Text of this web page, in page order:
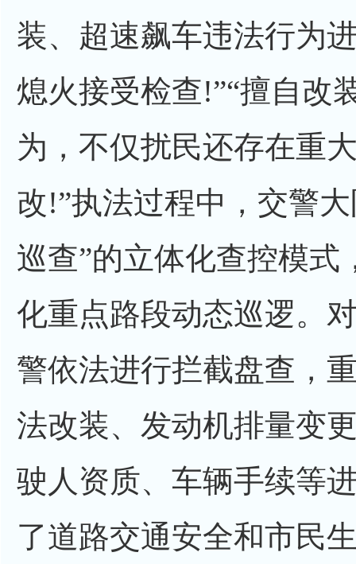
装、超速飙车违法行为
熄火接受检查!”“擅自改
为，不仅扰民还存在重
改!”执法过程中，交警
巡查”的立体化查控模
化重点路段动态巡逻。
警依法进行拦截盘查，
法改装、发动机排量变
驶人资质、车辆手续等
了道路交通安全和市民